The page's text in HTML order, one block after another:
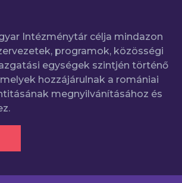
Intézménytár célja mindazon
programok, közösségi
egységek szintjén történő
hozzájárulnak a romániai
megnyilvánításához és